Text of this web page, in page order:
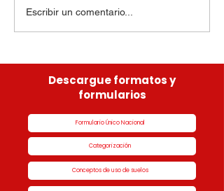
Escribir un comentario...
Descargue formatos y
formularios
Formulario Único Nacional
Categorización
Conceptos de uso de suelos